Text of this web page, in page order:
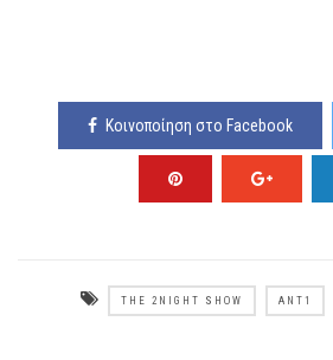
Κοινοποίηση στο Facebook
THE 2NIGHT SHOW ΑΝΤ1